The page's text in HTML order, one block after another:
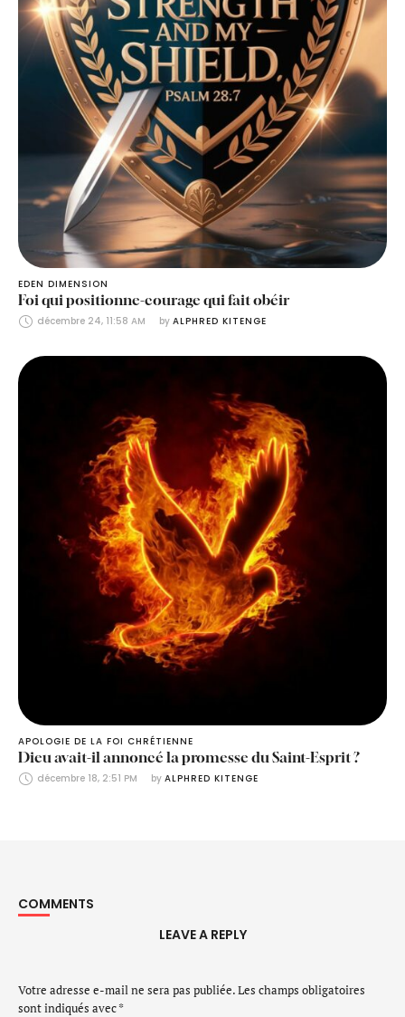
EDEN DIMENSION
Foi qui positionne-courage qui fait obéir
décembre 24, 11:58 AM by ALPHRED KITENGE
APOLOGIE DE LA FOI CHRÉTIENNE
Dieu avait-il annoncé la promesse du Saint-Esprit ?
décembre 18, 2:51 PM by ALPHRED KITENGE
COMMENTS
LEAVE A REPLY
Votre adresse e-mail ne sera pas publiée.Les champs obligatoires
sont indiqués avec*